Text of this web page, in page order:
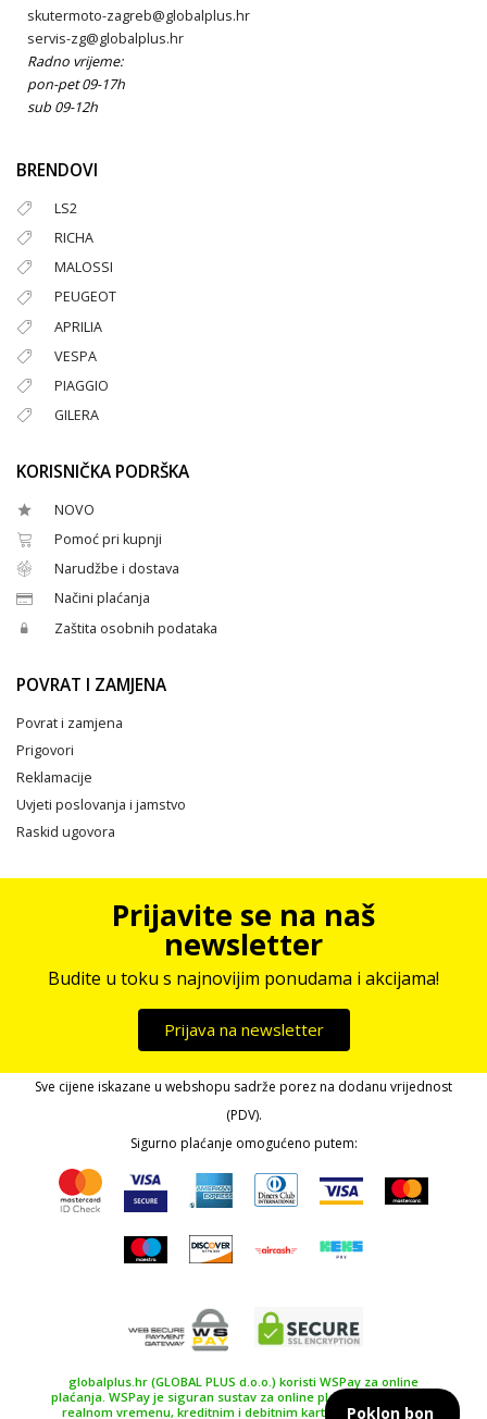
skutermoto-zagreb@globalplus.hr
servis-zg@globalplus.hr
Radno vrijeme:
pon-pet 09-17h
sub 09-12h
BRENDOVI
LS2
RICHA
MALOSSI
PEUGEOT
APRILIA
VESPA
PIAGGIO
GILERA
KORISNIČKA PODRŠKA
NOVO
Pomoć pri kupnji
Narudžbe i dostava
Načini plaćanja
Zaštita osobnih podataka
POVRAT I ZAMJENA
Povrat i zamjena
Prigovori
Reklamacije
Uvjeti poslovanja i jamstvo
Raskid ugovora
Prijavite se na naš
newsletter
Budite u toku s najnovijim ponudama i akcijama!
Prijava na newsletter
Sve cijene iskazane u webshopu sadrže porez na dodanu vrijednost
(PDV).
Sigurno plaćanje omogućeno putem:
globalplus.hr (GLOBAL PLUS d.o.o.) koristi WSPay za online
plaćanja. WSPay je siguran sustav za online plaćanje, plaćanje u
realnom vremenu, kreditnim i debitnim karticama te drugim
Poklon bon